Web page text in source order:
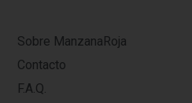
Sobre ManzanaRoja
Contacto
F.A.Q.